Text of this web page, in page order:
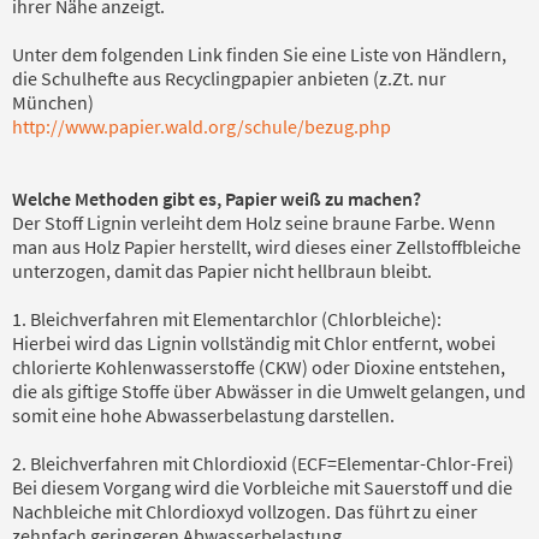
ihrer Nähe anzeigt.
Unter dem folgenden Link finden Sie eine Liste von Händlern,
die Schulhefte aus Recyclingpapier anbieten (z.Zt. nur
München)
http://www.papier.wald.org/schule/bezug.php
Welche Methoden gibt es, Papier weiß zu machen?
Der Stoff Lignin verleiht dem Holz seine braune Farbe. Wenn
man aus Holz Papier herstellt, wird dieses einer Zellstoffbleiche
unterzogen, damit das Papier nicht hellbraun bleibt.
1. Bleichverfahren mit Elementarchlor (Chlorbleiche):
Hierbei wird das Lignin vollständig mit Chlor entfernt, wobei
chlorierte Kohlenwasserstoffe (CKW) oder Dioxine entstehen,
die als giftige Stoffe über Abwässer in die Umwelt gelangen, und
somit eine hohe Abwasserbelastung darstellen.
2. Bleichverfahren mit Chlordioxid (ECF=Elementar-Chlor-Frei)
Bei diesem Vorgang wird die Vorbleiche mit Sauerstoff und die
Nachbleiche mit Chlordioxyd vollzogen. Das führt zu einer